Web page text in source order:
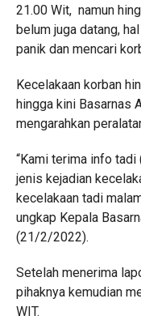
21.00 Wit, namun
belum juga datang,
panik dan mencari
Kecelakaan korban
hingga kini Basarnas
mengarahkan
“Kami terima info
jenis kejadian
kecelakaan tadi
ungkap Kepala
(21/2/2022).
Setelah menerima
pihaknya kemudian
WIT.